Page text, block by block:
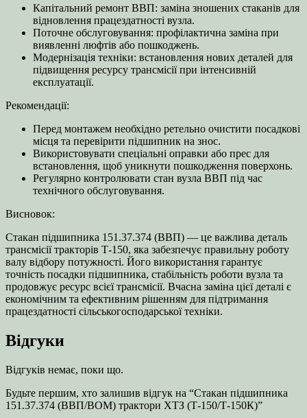
Капітальний ремонт ВВП: заміна зношених стаканів для
відновлення працездатності вузла.
Поточне обслуговування: профілактична заміна при
виявленні люфтів або пошкоджень.
Модернізація техніки: встановлення нових деталей для
підвищення ресурсу трансмісії при інтенсивній
експлуатації.
Рекомендації:
Перед монтажем необхідно ретельно очистити посадкові
місця та перевірити підшипник на знос.
Використовувати спеціальні оправки або прес для
встановлення, щоб уникнути пошкодження поверхонь.
Регулярно контролювати стан вузла ВВП під час
технічного обслуговування.
Висновок:
Стакан підшипника 151.37.374 (ВВП) — це важлива деталь
трансмісії тракторів Т‑150, яка забезпечує правильну роботу
валу відбору потужності. Його використання гарантує
точність посадки підшипника, стабільність роботи вузла та
продовжує ресурс всієї трансмісії. Вчасна заміна цієї деталі є
економічним та ефективним рішенням для підтримання
працездатності сільськогосподарської техніки.
Відгуки
Відгуків немає, поки що.
Будьте першим, хто залишив відгук на “Стакан підшипника
151.37.374 (ВВП/ВОМ) трактори ХТЗ (Т‑150/Т‑150К)”